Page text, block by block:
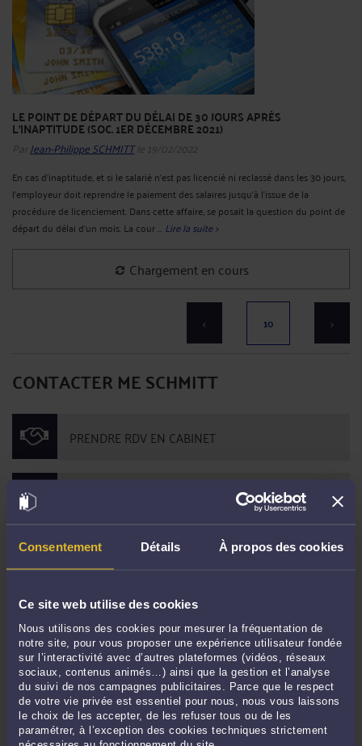
Consentement Détails À propos des cookies
Ce site web utilise des cookies
Nous utilisons des cookies pour mesurer la fréquentation de
notre site, pour vous proposer une expérience utilisateur fondée
sur l’interactivité avec d’autres plateformes (vidéos, réseaux
sociaux, contenus animés…) ainsi que la gestion et l’analyse
du suivi de nos campagnes publicitaires. Parce que le respect
de votre vie privée est essentiel pour nous, nous vous laissons
le choix de les accepter, de les refuser tous ou de les
paramétrer, à l’exception des cookies techniques strictement
LE POINT DE DÉPART DU DÉLAI DE 30 JOURS APRÈS
L'INAPTITUDE (SOC. 1ER DÉCEMBRE 2021)
Par Jean-Philippe SCHMITTle 19/02/2022
En cas d’inaptitude, et si le salarié n’est pas licencié ni reclassé dans les 30 jours,
l’employeur doit reprendre le paiement des salaires jusqu’à l’issue de la
procédure de licenciement. Dans cette affaire, se posait la question du point de
départ du délai d'un mois. La cour ... Lire la suite >
ORIGINE PARTIELLEMENT FAUTIVE DE L'INAPTITUDE =
LICENCIEMENT ABUSIF (SOC. 1ER DÉCEMBRE 2021)
ParJean-Philippe SCHMITT
L’origine fautive de l’inaptitude peut conduire le juge à dire le licenciement
sans cause réelle et sérieuse. Dans cette affaire, l’employeur tentait d’imputer
l’origine de l’inaptitude à une autre cause que les conditions de travail. La cour
de cassation admet dorénavant que lorsque la dégradation de l'état de santé du
salarié ...Lire la suite >